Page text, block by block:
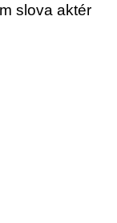
slova aktér